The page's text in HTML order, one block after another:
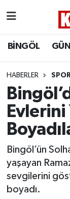
BİNGÖL
HABERLER
Evlerini
Bingöl’ün
yaşayan
sevgilerini
boyadı.
BİLİM-
DÜNYA
EĞİTİM
GENÇ
GÜNDEM
Bingöl
Bingöl
Bingöl
Tüm
Son